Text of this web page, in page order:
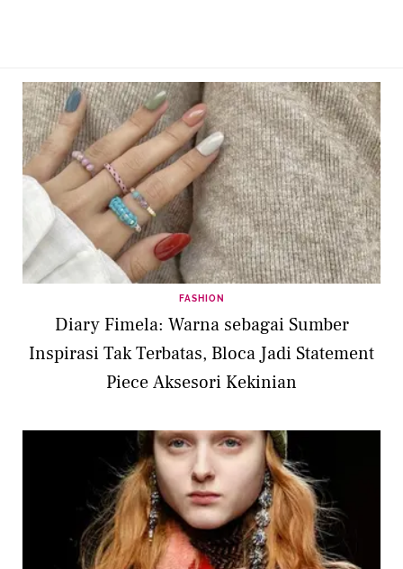
FASHION
Diary Fimela: Warna sebagai Sumber
Inspirasi Tak Terbatas, Bloca Jadi Statement
Piece Aksesori Kekinian